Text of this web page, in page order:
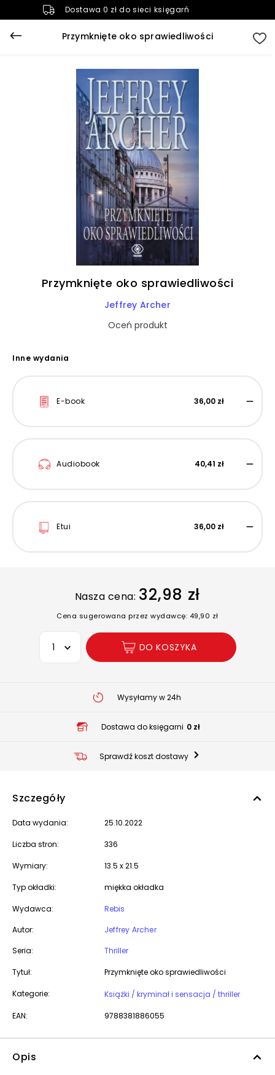
Dostawa 0 zł do sieci księgarń
Przymknięte oko sprawiedliwości
Przymknięte oko sprawiedliwości
Jeffrey Archer
Oceń produkt
Inne wydania
E-book 36,00 zł
Audiobook 40,41 zł
Etui 36,00 zł
Nasza cena: 32,98 zł
Cena sugerowana przez wydawcę: 49,90 zł
Wybierz opcję
DO KOSZYKA
Wysyłamy w 24h
Dostawa do księgarni 0 zł
Sprawdź koszt dostawy
Szczegóły
Data wydania: 25.10.2022
Liczba stron: 336
Wymiary: 13.5 x 21.5
Typ okładki: miękka okładka
Wydawca:
Rebis
Autor:
Jeffrey Archer
Seria:
Thriller
Tytuł: Przymknięte oko sprawiedliwości
Kategorie: Książki / kryminał i sensacja / thriller
EAN: 9788381886055
Opis